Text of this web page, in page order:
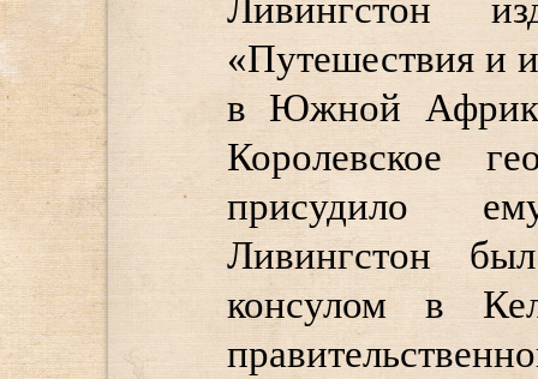
Ливингстон
«Путешествия и
в Южной
Королевское
присудило
Ливингстон
консулом в